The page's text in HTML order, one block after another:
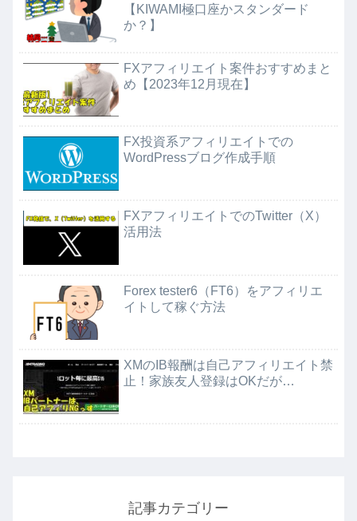
【KIWAMI極口座かスタンダード
か？】
FXアフィリエイト案件おすすめまと
め【2023年12月現在】
FX投資系アフィリエイトでの
WordPressブログ作成手順
FXアフィリエイトでのTwitter（X）
活用法
Forex tester6（FT6）をアフィリエ
イトして稼ぐ方法
XMのIB報酬は自己アフィリエイト禁
止！家族友人登録はOKだが…
記事カテゴリー